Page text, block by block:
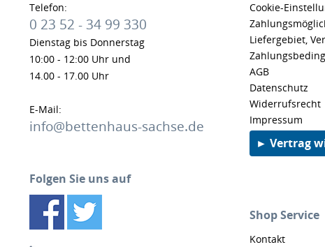
Telefon:
0 23 52 - 34 99 330
Dienstag bis Donnerstag
10:00 - 12:00 Uhr und
14.00 - 17.00 Uhr
E-Mail:
info@bettenhaus-sachse.de
Folgen Sie uns auf
Cookie-
Liefergebiet,
AGB
Datenschutz
Widerrufsrecht
Impressum
► Vertrag
Shop Service
Kontakt